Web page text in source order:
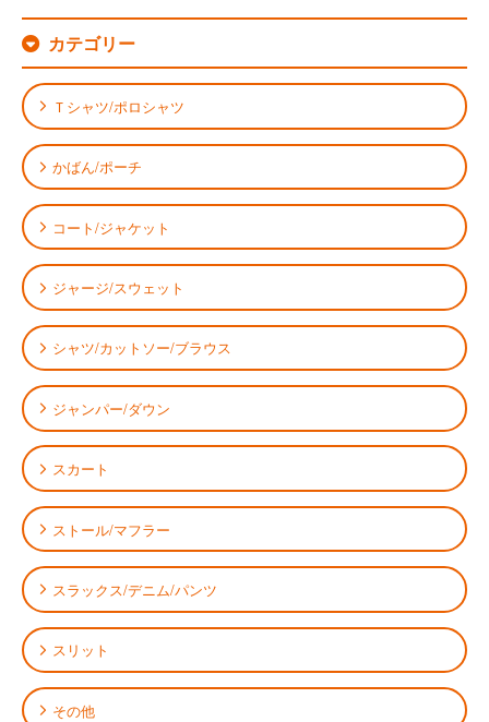
カテゴリー
Ｔシャツ/ポロシャツ
かばん/ポーチ
コート/ジャケット
ジャージ/スウェット
シャツ/カットソー/ブラウス
ジャンパー/ダウン
スカート
ストール/マフラー
スラックス/デニム/パンツ
スリット
その他